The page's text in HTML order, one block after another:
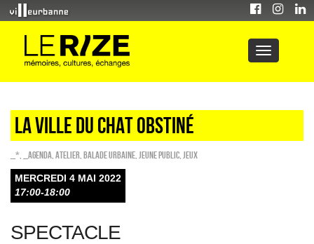
LA VILLE DU CHAT OBSTINÉ
_* _Agenda Atelier Balade urbaine Jeune public Jeux
MERCREDI 4 MAI 2022
17:00-18:00
SPECTACLE